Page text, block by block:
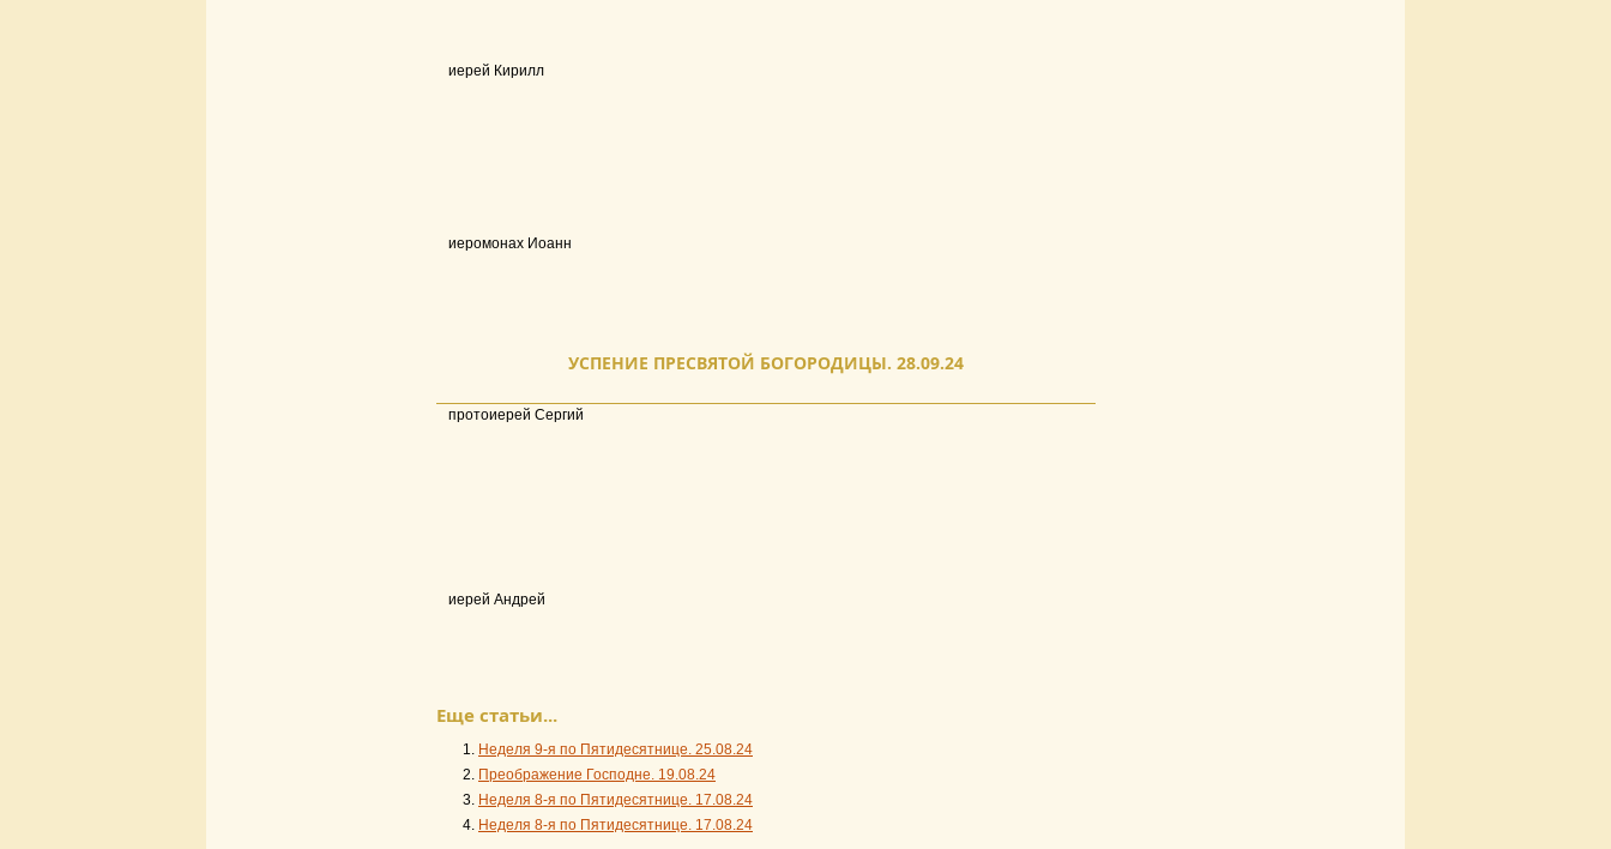
иерей Кирилл
иеромонах Иоанн
УСПЕНИЕ ПРЕСВЯТОЙ БОГОРОДИЦЫ. 28.09.24
протоиерей Сергий
иерей Андрей
Еще статьи...
Неделя 9-я по Пятидесятнице. 25.08.24
Преображение Господне. 19.08.24
Неделя 8-я по Пятидесятнице. 17.08.24
Неделя 8-я по Пятидесятнице. 17.08.24